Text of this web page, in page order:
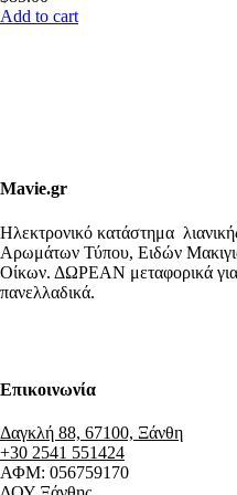
Add to cart
Mavie.gr
Ηλεκτρονικό κατάστημα
Αρωμάτων Τύπου, Ειδών
Οίκων. ΔΩΡΕΑΝ μεταφορικά
πανελλαδικά.
Επικοινωνία
Δαγκλή 88, 67100, Ξάνθη
+30 2541 551424
ΑΦΜ: 056759170